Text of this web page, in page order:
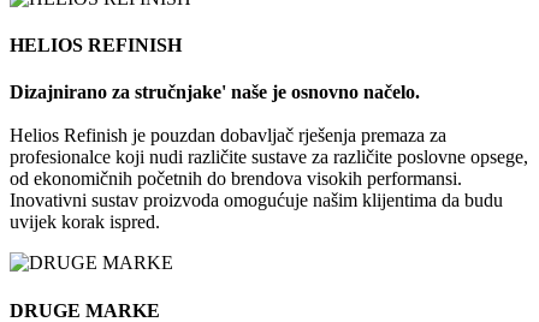
HELIOS REFINISH
Dizajnirano za stručnjake' naše je osnovno načelo.
Helios Refinish je pouzdan dobavljač rješenja premaza za
profesionalce koji nudi različite sustave za različite poslovne opsege,
od ekonomičnih početnih do brendova visokih performansi.
Inovativni sustav proizvoda omogućuje našim klijentima da budu
uvijek korak ispred.
DRUGE MARKE